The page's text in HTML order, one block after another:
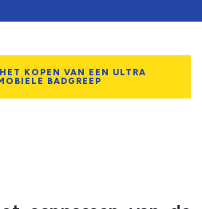
KOPEN VAN EEN ULTRA
BADGREEP